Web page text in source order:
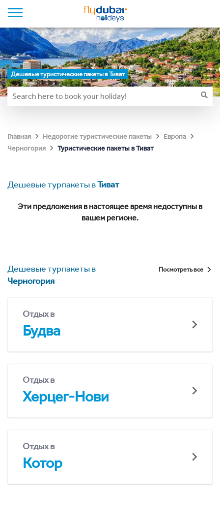
Дешевые туристические пакеты в Тиват
Главная Недорогие туристические пакеты
Европа
Черногория
Туристические пакеты в Тиват
Дешевые турпакеты вТиват
Эти предложения в настоящее время недоступны в
вашем регионе.
Дешевые турпакеты в
Черногория
Посмотреть все
Отдых в
Будва
Отдых в
Херцег-Нови
Отдых в
Котор